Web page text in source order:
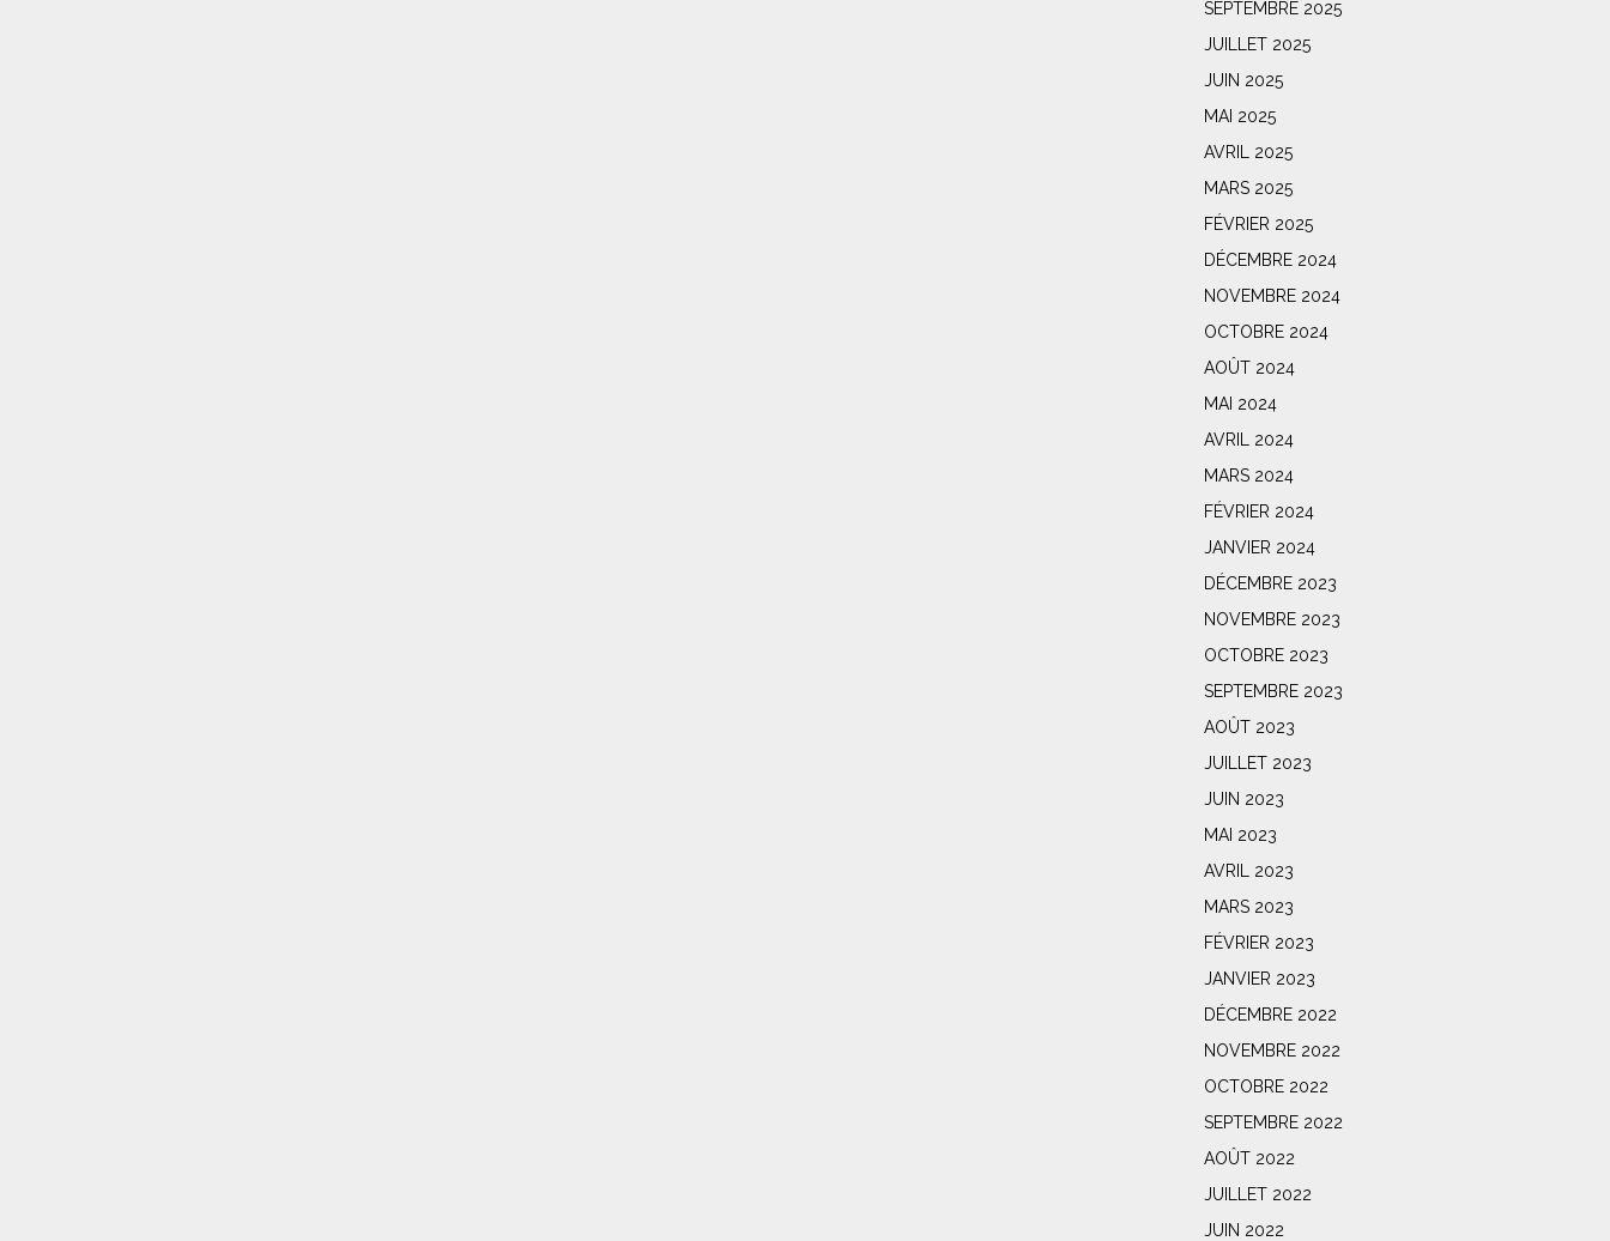
SEPTEMBRE 2025
JUILLET 2025
JUIN 2025
MAI 2025
AVRIL 2025
MARS 2025
FÉVRIER 2025
DÉCEMBRE 2024
NOVEMBRE 2024
OCTOBRE 2024
AOÛT 2024
MAI 2024
AVRIL 2024
MARS 2024
FÉVRIER 2024
JANVIER 2024
DÉCEMBRE 2023
NOVEMBRE 2023
OCTOBRE 2023
SEPTEMBRE 2023
AOÛT 2023
JUILLET 2023
JUIN 2023
MAI 2023
AVRIL 2023
MARS 2023
FÉVRIER 2023
JANVIER 2023
DÉCEMBRE 2022
NOVEMBRE 2022
OCTOBRE 2022
SEPTEMBRE 2022
AOÛT 2022
JUILLET 2022
JUIN 2022